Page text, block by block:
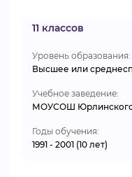
11 классов
Уровень образования:
Высшее или
Учебное заведение:
МОУСОШ Юрлинского
Годы обучения:
1991 - 2001 (10 лет)